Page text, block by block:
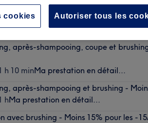
soin, shampooing,coupe et brushing -
Ma prestation en détail...
après-shampooing, coupe et
h 10 minMa prestation en détail...
après-shampooing et brushing -
hMa prestation en détail...
avec brushing - Moins 15% pour les -
Autoriser tous les
cookies